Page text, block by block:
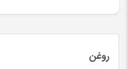
روغن